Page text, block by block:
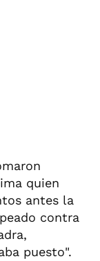
quien
antes la
contra
puesto".